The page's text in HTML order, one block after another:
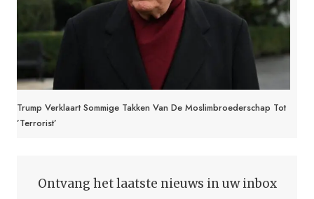
Trump Verklaart Sommige Takken Van De Moslimbroederschap Tot
’terrorist’
Ontvang het laatste nieuws in uw inbox